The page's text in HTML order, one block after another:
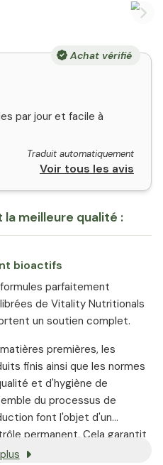
Achat vérifié
par jour et facile à
Traduit automatiquement
Voir tous les avis
la meilleure qualité :
bioactifs
parfaitement
de Vitality Nutritionals
un soutien complet.
premières, les
finis ainsi que les normes
et d'hygiène de
du processus de
font l'objet d'un
permanent. Cela garantit
et une pureté